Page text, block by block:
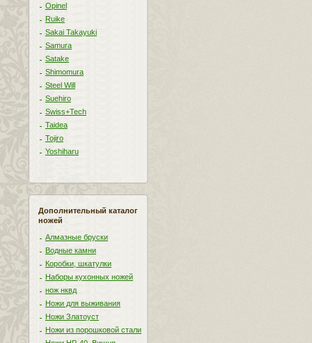
Opinel
Ruike
Sakai Takayuki
Samura
Satake
Shimomura
Steel Will
Suehiro
Swiss+Tech
Taidea
Tojiro
Yoshiharu
Дополнительный каталог
ножей
Алмазные бруски
Водные камни
Коробки, шкатулки
Наборы кухонных ножей
нож нквд
Ножи для выживания
Ножи Златоуст
Ножи из порошковой стали